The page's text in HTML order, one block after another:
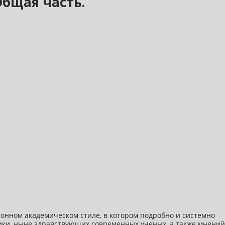
академическом стиле, в котором подробно и системно